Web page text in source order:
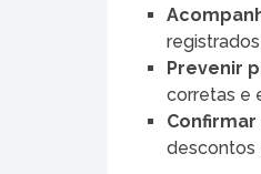
Prevenir
corretas e
descontos